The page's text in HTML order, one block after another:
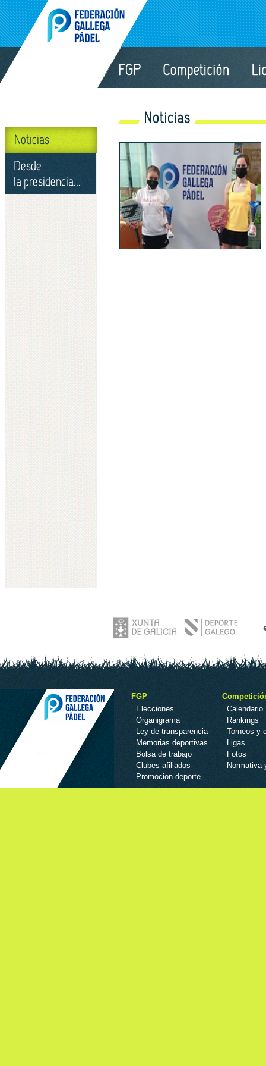
FGP
Elecciones
Organigrama
Ley de transparencia
Memorias deportivas
Bolsa de trabajo
Clubes afiliados
Promocion deporte
Calendario
Rankings
Torneos y
Ligas
Fotos
Normativa